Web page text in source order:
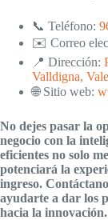
📞 Teléfono:
✉️ Correo
📍 Dirección:
Valldigna,
🌐 Sitio web:
No dejes pasar la
negocio con la
eficientes no solo
potenciará la
ingreso.
ayudarte a dar los
hacia la innovación.